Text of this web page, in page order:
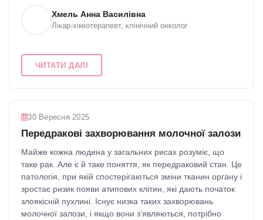
Хмель Анна Василівна
Лікар-хіміотерапевт, клінічний онколог
ЧИТАТИ ДАЛІ
30 Вересня 2025
Передракові захворювання молочної залози
Майже кожна людина у загальних рисах розуміє, що
таке рак. Але є й таке поняття, як передраковий стан. Це
патологія, при якій спостерігаються зміни тканин органу і
зростає ризик появи атипових клітин, які дають початок
злоякісній пухлині. Існує низка таких захворювань
молочної залози, і якщо вони з’являються, потрібно